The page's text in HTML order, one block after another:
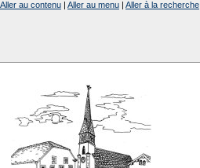
Aller au contenu | Aller au menu | Aller à la recherche